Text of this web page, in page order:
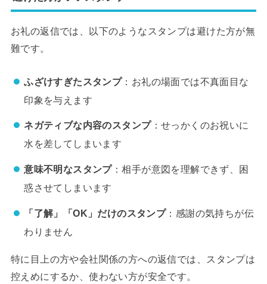
お礼の返信では、以下のようなスタンプは避けた方が無
難です。
ふざけすぎたスタンプ：お礼の場面では不真面目な
印象を与えます
ネガティブな内容のスタンプ：せっかくのお祝いに
水を差してしまいます
意味不明なスタンプ：相手が意図を理解できず、困
惑させてしまいます
「了解」「OK」だけのスタンプ：感謝の気持ちが伝
わりません
特に目上の方や会社関係の方への返信では、スタンプは
控えめにするか、使わない方が安全です。